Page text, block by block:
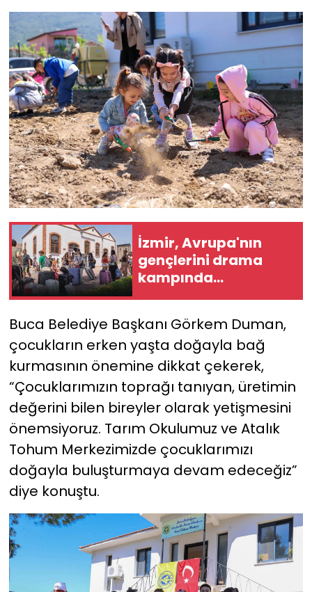
İzmir, Avrupa'nın
gençlerini drama
kampında
buluşturuyor!
Buca Belediye Başkanı Görkem Duman,
çocukların erken yaşta doğayla bağ
kurmasının önemine dikkat çekerek,
“Çocuklarımızın toprağı tanıyan, üretimin
değerini bilen bireyler olarak yetişmesini
önemsiyoruz. Tarım Okulumuz ve Atalık
Tohum Merkezimizde çocuklarımızı
doğayla buluşturmaya devam edeceğiz”
diye konuştu.